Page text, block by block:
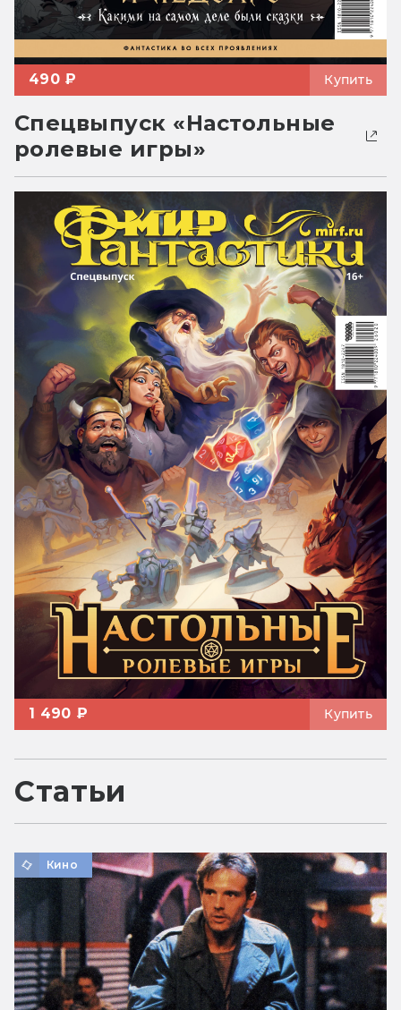
490 ₽ Купить
Спецвыпуск «Настольные
ролевые игры»
1 490 ₽ Купить
Статьи
Кино